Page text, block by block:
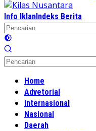
Info IklanIndeks Berita
Home
Advetorial
Internasional
Nasional
Daerah